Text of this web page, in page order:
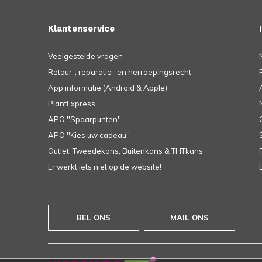
Klantenservice
Veelgestelde vragen
Retour-, reparatie- en herroepingsrecht
App informatie (Android & Apple)
PlantExpress
APO ''Spaarpunten''
APO ''Kies uw cadeau''
Outlet, Tweedekans, Buitenkans & THTkans
Er werkt iets niet op de website!
BEL ONS MAIL ONS